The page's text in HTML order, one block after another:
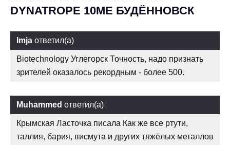
DYNATROPE 10ME БУДЁННОВСК
Imja ответил(а)
Biotechnology Углегорск Точность, надо признать
зрителей оказалось рекордным - более 500.
Muhammed ответил(а)
Крымская Ласточка писала Как же все ртути,
таллия, бария, висмута и других тяжёлых металлов